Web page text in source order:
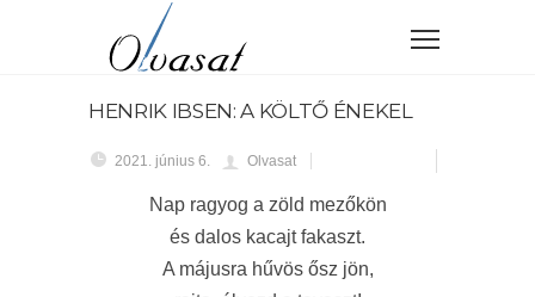
HENRIK IBSEN: A KÖLTŐ ÉNEKEL
2021. június 6. Olvasat
Nap ragyog a zöld mezőkön
és dalos kacajt fakaszt.
A májusra hűvös ősz jön,